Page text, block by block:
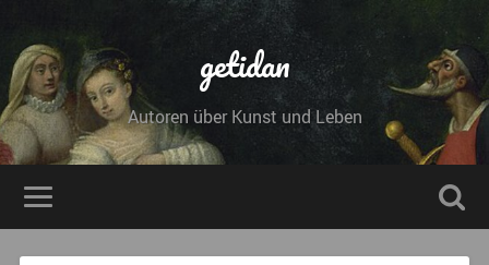
getidan
Autoren über Kunst und Leben